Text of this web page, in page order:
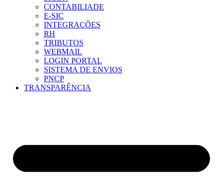
CONTABILIADE
E-SIC
INTEGRAÇÕES
RH
TRIBUTOS
WEBMAIL
LOGIN PORTAL
SISTEMA DE ENVIOS
PNCP
TRANSPARÊNCIA